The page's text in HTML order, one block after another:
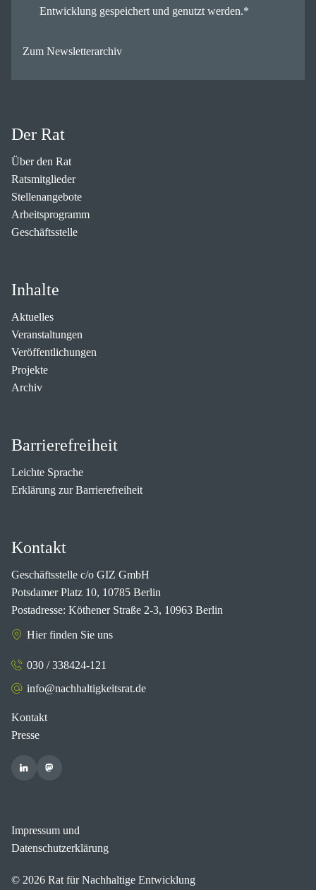
Entwicklung gespeichert und genutzt werden.*
Zum Newsletterarchiv
Der Rat
Über den Rat
Ratsmitglieder
Stellenangebote
Arbeitsprogramm
Geschäftsstelle
Inhalte
Aktuelles
Veranstaltungen
Veröffentlichungen
Projekte
Archiv
Barrierefreiheit
Leichte Sprache
Erklärung zur Barrierefreiheit
Kontakt
Geschäftsstelle c/o GIZ GmbH
Potsdamer Platz 10, 10785 Berlin
Postadresse: Köthener Straße 2-3, 10963 Berlin
Hier finden Sie uns
030 / 338424-121
info@nachhaltigkeitsrat.de
Kontakt
Presse
Impressum und
Datenschutzerklärung
© 2026 Rat für Nachhaltige Entwicklung